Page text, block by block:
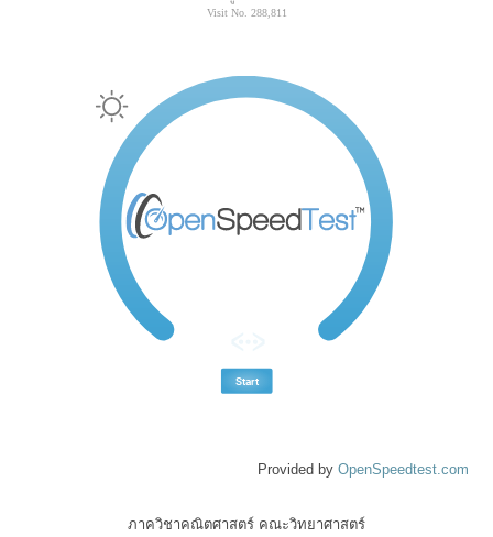
Provided by OpenSpeedtest.com
ภาควิชาคณิตศาสตร์ คณะวิทยาศาสตร์